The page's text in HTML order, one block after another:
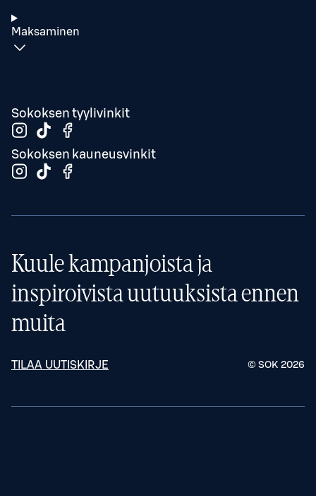
Maksaminen
Sokoksen tyylivinkit
Sokoksen kauneusvinkit
Kuule kampanjoista ja
inspiroivista uutuuksista ennen
muita
TILAA UUTISKIRJE © SOK 2026